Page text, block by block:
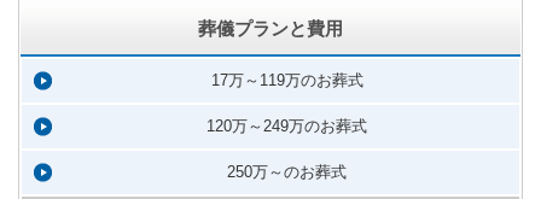
葬儀プランと費用
17万～119万のお葬式
120万～249万のお葬式
250万～のお葬式